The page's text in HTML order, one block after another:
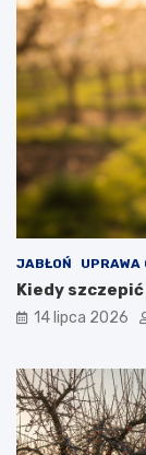
JABŁOŃ UPRAWA
Kiedy
14 lipca 2026